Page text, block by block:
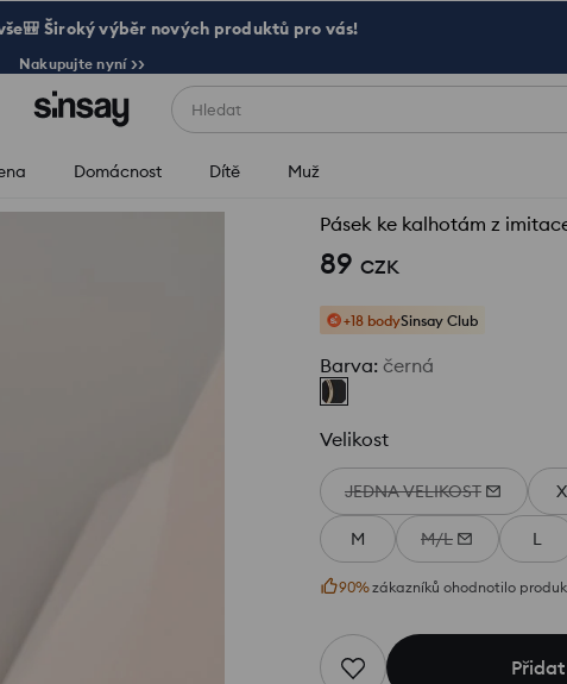
Široký výběr nových produktů pro vás!
Nakupujte nyní >>
Hledat
Domácnost Dítě Muž
Pásek ke kalhotám z
89 CZK
+18 bodySinsay Club
Barva: černá
Velikost
JEDNA VELIKOST
M M/L L
90%zákazníků ohodnotilo